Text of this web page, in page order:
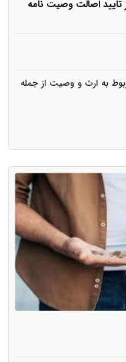
تایید اصالت وصیت نامه
به ارث و وصیت از جمله